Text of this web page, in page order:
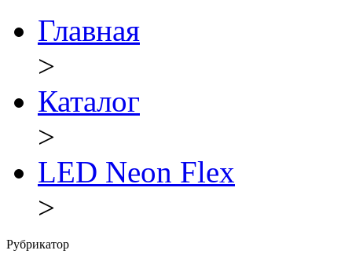
Главная
>
Каталог
>
LED Neon Flex
>
Рубрикатор